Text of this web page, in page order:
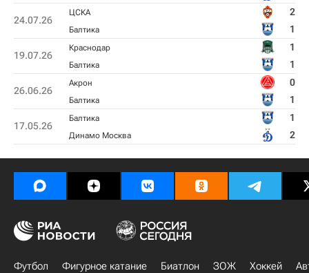
24.07.26
ЦСКА 2
Балтика 1
19.07.26
Краснодар 1
Балтика 1
26.06.26
Акрон 0
Балтика 1
17.05.26
Балтика 1
Динамо Москва 2
Футбол Фигурное катание Биатлон ЗОЖ Хоккей